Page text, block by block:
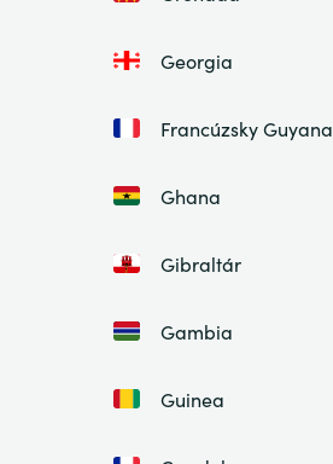
Georgia
Francúzsky Guyana
Ghana
Gibraltár
Gambia
Guinea